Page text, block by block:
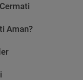
Aman?